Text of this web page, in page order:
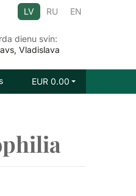
LV RU EN
dienu svin:
Vladislava
EUR 0.00